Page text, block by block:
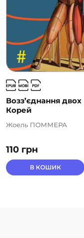
Возз’єднання двох
Корей
110 грн
Жоель ПОММЕРА
В КОШИК